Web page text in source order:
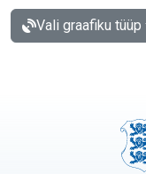
Vali graafiku tüüp